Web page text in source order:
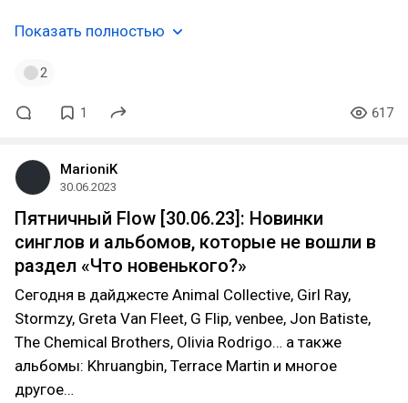
Показать полностью
2
1 617
MarioniK
30.06.2023
Пятничный Flow [30.06.23]: Новинки
синглов и альбомов, которые не вошли в
раздел «Что новенького?»
Сегодня в дайджесте Animal Collective, Girl Ray,
Stormzy, Greta Van Fleet, G Flip, venbee, Jon Batiste,
The Chemical Brothers, Olivia Rodrigo… а также
альбомы: Khruangbin, Terrace Martin и многое
другое…